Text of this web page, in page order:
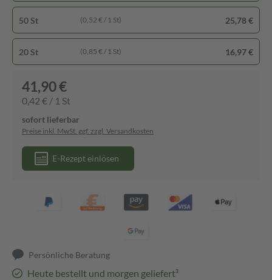
50 St (0,52 € / 1 St) 25,78 €
20 St (0,85 € / 1 St) 16,97 €
41,90 €
0,42 € / 1 St
sofort lieferbar
Preise inkl. MwSt. ggf. zzgl. Versandkosten
E-Rezept einlösen
Persönliche Beratung
Heute bestellt und morgen geliefert³